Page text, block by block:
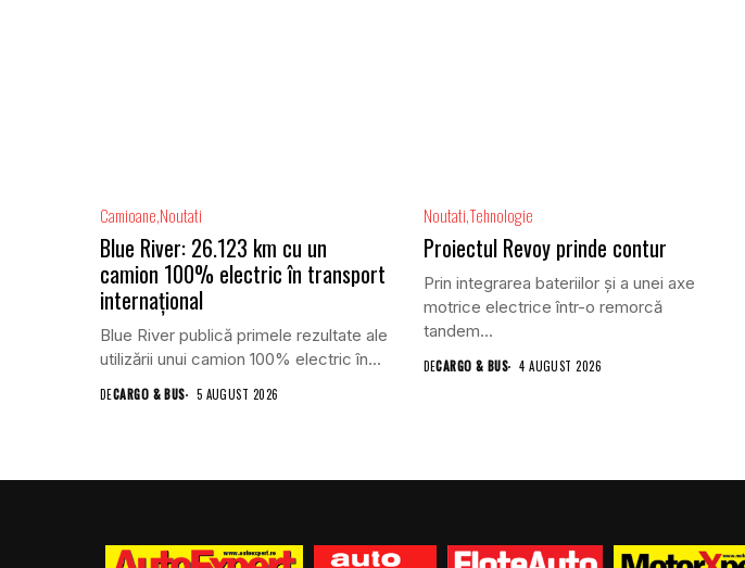
Camioane Noutati
Blue River: 26.123 km cu un
camion 100% electric în transport
internațional
Blue River publică primele rezultate ale
utilizării unui camion 100% electric în...
DECARGO & BUS 5 AUGUST 2026
NoutatiTehnologie
Proiectul Revoy prinde contur
Prin integrarea bateriilor și a unei axe
motrice electrice într-o remorcă
tandem...
DECARGO & BUS 4 AUGUST 2026